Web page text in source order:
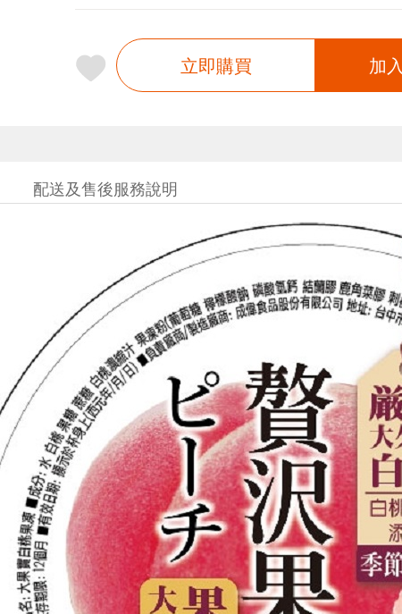
立即購買 加
配送及售後服務說明